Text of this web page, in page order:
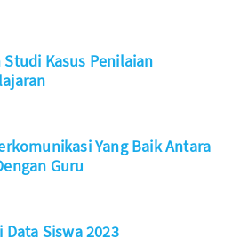
Studi Kasus Penilaian
Yang Baik Antara
Guru
Data Siswa 2023